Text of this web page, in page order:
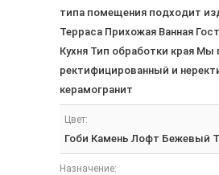
типа помещения подходит
Терраса Прихожая Ванная
Кухня Тип обработки края
ректифицированный и
керамогранит
Цвет:
Гоби Камень Лофт Бежевый
Назначение: